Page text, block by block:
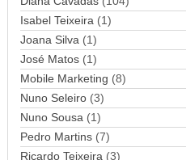
a
i
l
Isabel Teixeira (1)
Joana Silva (1)
José Matos(1)
Mobile Marketing (8)
Nuno Seleiro(3)
Nuno Sousa (1)
Pedro Martins(7)
Ricardo Teixeira (3)